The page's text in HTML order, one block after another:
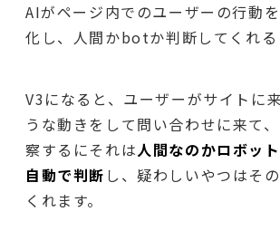
AIがページ内でのユーザーの行動
化し、人間かbotか判断してくれる
V3になると、ユーザーがサイトに
うな動きをして問い合わせに来て
察するにそれは人間なのかロボッ
自動で判断 し、疑わしいやつはそ
くれます。